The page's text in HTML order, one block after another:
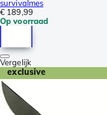
survivalmes
€ 189,99
Op voorraad
Vergelijk
exclusive